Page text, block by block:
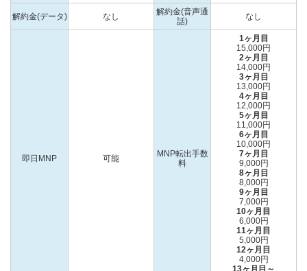
解約金(データ) なし
解約金(音声通
話)
なし
即日MNP 可能
MNP転出手数
料
1ヶ月目
15,000円
2ヶ月目
14,000円
3ヶ月目
13,000円
4ヶ月目
12,000円
5ヶ月目
11,000円
6ヶ月目
10,000円
7ヶ月目
9,000円
8ヶ月目
8,000円
9ヶ月目
7,000円
10ヶ月目
6,000円
11ヶ月目
5,000円
12ヶ月目
4,000円
13ヶ月目～